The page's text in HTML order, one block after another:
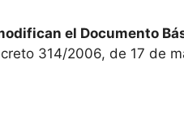
el Documento
314/2006, de 17 de